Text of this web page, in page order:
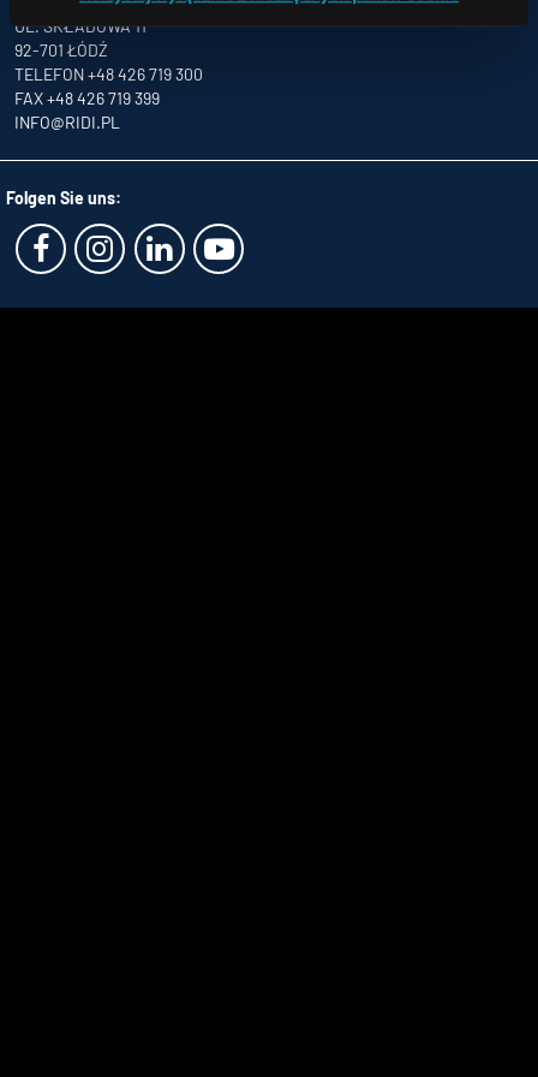
UL. SKŁADOWA 11
92-701 ŁÓDŹ
TELEFON +48 426 719 300
FAX +48 426 719 399
INFO@RIDI.PL
Folgen Sie uns: